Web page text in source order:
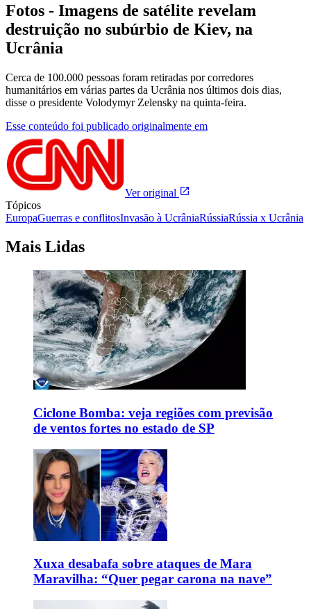
Fotos - Imagens de satélite revelam
destruição no subúrbio de Kiev, na
Ucrânia
Cerca de 100.000 pessoas foram retiradas por corredores
humanitários em várias partes da Ucrânia nos últimos dois dias,
disse o presidente Volodymyr Zelensky na quinta-feira.
Esse conteúdo foi publicado originalmente em
Ver original
Tópicos
EuropaGuerras e conflitosInvasão à UcrâniaRússiaRússia x Ucrânia
Mais Lidas
Ciclone Bomba: veja regiões com previsão
de ventos fortes no estado de SP
Xuxa desabafa sobre ataques de Mara
Maravilha: “Quer pegar carona na nave”